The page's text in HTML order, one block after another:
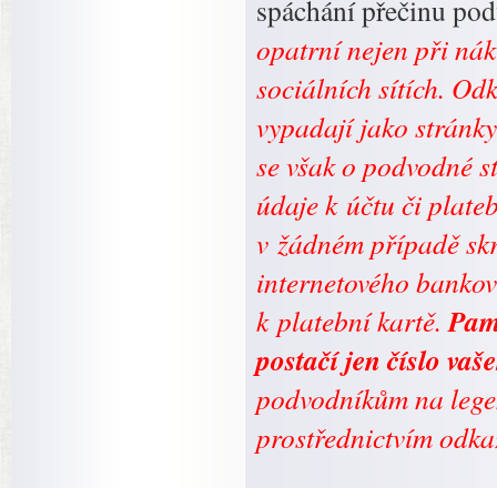
spáchání přečinu
opatrní nejen při
sociálních sítích.
vypadají jako
se však o podvodné
údaje k účtu či
v žádném případě
internetového
k platební kartě.
postačí jen číslo
podvodníkům na
prostřednictvím